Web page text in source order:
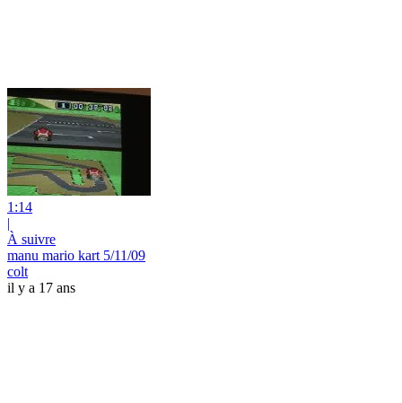
1:14
|
À suivre
manu mario kart 5/11/09
colt
il y a 17 ans